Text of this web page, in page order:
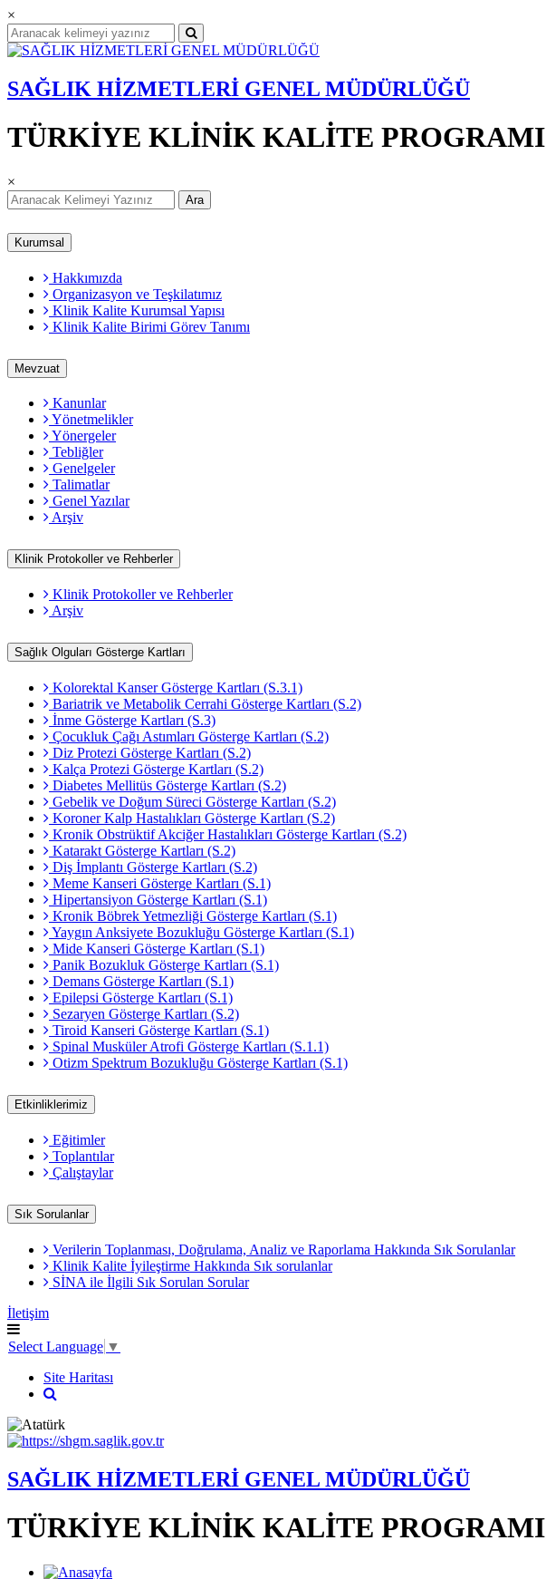
×
SAĞLIK HİZMETLERİ GENEL MÜDÜRLÜĞÜ
TÜRKİYE KLİNİK KALİTE PROGRAMI
×
Ara
Kurumsal
Hakkımızda
Organizasyon ve Teşkilatımız
Klinik Kalite Kurumsal Yapısı
Klinik Kalite Birimi Görev Tanımı
Mevzuat
Kanunlar
Yönetmelikler
Yönergeler
Tebliğler
Genelgeler
Talimatlar
Genel Yazılar
Arşiv
Klinik Protokoller ve Rehberler
Klinik Protokoller ve Rehberler
Arşiv
Sağlık Olguları Gösterge Kartları
Kolorektal Kanser Gösterge Kartları (S.3.1)
Bariatrik ve Metabolik Cerrahi Gösterge Kartları (S.2)
İnme Gösterge Kartları (S.3)
Çocukluk Çağı Astımları Gösterge Kartları (S.2)
Diz Protezi Gösterge Kartları (S.2)
Kalça Protezi Gösterge Kartları (S.2)
Diabetes Mellitüs Gösterge Kartları (S.2)
Gebelik ve Doğum Süreci Gösterge Kartları (S.2)
Koroner Kalp Hastalıkları Gösterge Kartları (S.2)
Kronik Obstrüktif Akciğer Hastalıkları Gösterge Kartları (S.2)
Katarakt Gösterge Kartları (S.2)
Diş İmplantı Gösterge Kartları (S.2)
Meme Kanseri Gösterge Kartları (S.1)
Hipertansiyon Gösterge Kartları (S.1)
Kronik Böbrek Yetmezliği Gösterge Kartları (S.1)
Yaygın Anksiyete Bozukluğu Gösterge Kartları (S.1)
Mide Kanseri Gösterge Kartları (S.1)
Panik Bozukluk Gösterge Kartları (S.1)
Demans Gösterge Kartları (S.1)
Epilepsi Gösterge Kartları (S.1)
Sezaryen Gösterge Kartları (S.2)
Tiroid Kanseri Gösterge Kartları (S.1)
Spinal Musküler Atrofi Gösterge Kartları (S.1.1)
Otizm Spektrum Bozukluğu Gösterge Kartları (S.1)
Etkinliklerimiz
Eğitimler
Toplantılar
Çalıştaylar
Sık Sorulanlar
Verilerin Toplanması, Doğrulama, Analiz ve Raporlama Hakkında Sık Sorulanlar
Klinik Kalite İyileştirme Hakkında Sık sorulanlar
SİNA ile İlgili Sık Sorulan Sorular
İletişim
Select Language ▼
Site Haritası
SAĞLIK HİZMETLERİ GENEL MÜDÜRLÜĞÜ
TÜRKİYE KLİNİK KALİTE PROGRAMI